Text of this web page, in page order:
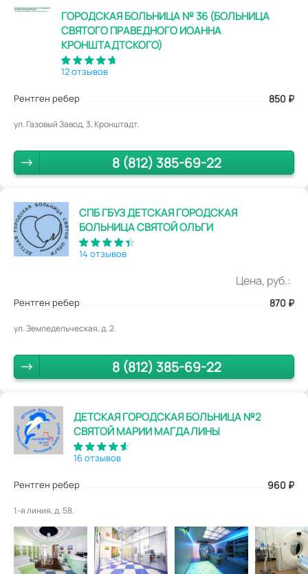
ГОРОДСКАЯ БОЛЬНИЦА № 36 (БОЛЬНИЦА
СВЯТОГО ПРАВЕДНОГО ИОАННА
КРОНШТАДТСКОГО)
12 отзывов
Рентген ребер 850 ₽
ул. Газовый Завод, 3, Кронштадт.
8 (812) 385-69-22
СПБ ГБУЗ ДЕТСКАЯ ГОРОДСКАЯ
БОЛЬНИЦА СВЯТОЙ ОЛЬГИ
14 отзывов
Цена, руб.:
Рентген ребер 870 ₽
ул. Земледельческая, д. 2.
8 (812) 385-69-22
ДЕТСКАЯ ГОРОДСКАЯ БОЛЬНИЦА №2
СВЯТОЙ МАРИИ МАГДАЛИНЫ
16 отзывов
Рентген ребер 960 ₽
1-я линия, д. 58.